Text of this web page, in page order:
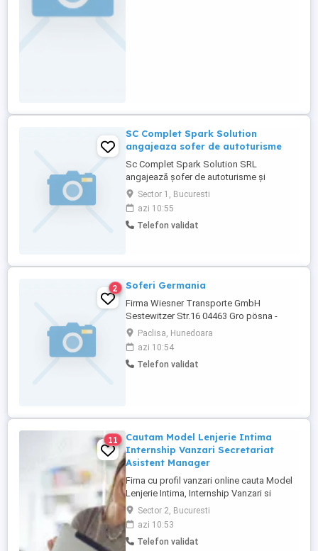
SC Complet Spark Solution
angajeaza sofer de autoturisme
Sc Complet Spark Solution SRL
angajează șofer de autoturisme și
camionete cu sau fără experiență! Pentru
detalii, trimiteți-ne CV-ul cu un număr de
contact.
Sector 1, Bucuresti
azi 10:55
Telefon validat
2 Soferi Germania
Firma Wiesner Transporte GmbH
Sestewitzer Str.16 04463 Gro pösna -
Leipzig -Germania, caută șoferi
profesioniști ( C+E ) pentru colaborare pe
termen lung. Firma își desfășoară
activitatea in proporție de 70% in zona
Paclisa, Hunedoara
azi 10:54
Telefon validat
11
Cautam Model Lenjerie Intima
Internship Vanzari Secretariat
Asistent Manager
Firna cu profil vanzari online cauta Model
Lenjerie Intima, Internship Vanzari si
Assstent Manager. Pe piata din 2006
oferim Internship cu posibilitate de
angajare pe termen lung. Sediul central
Inel 0 Bucuresti Sector 2 . Part, Full Time
Sector 2, Bucuresti
azi 10:53
Telefon validat